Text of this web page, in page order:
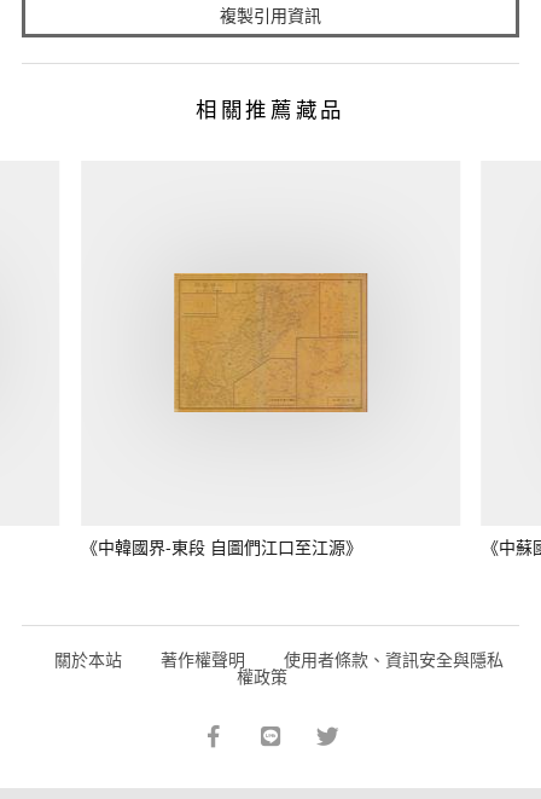
複製引用資訊
相關推薦藏品
《中韓國界-東段 自圖們江口至江源》 《中
關於本站 著作權聲明 使用者條款、資訊安全與隱私
權政策